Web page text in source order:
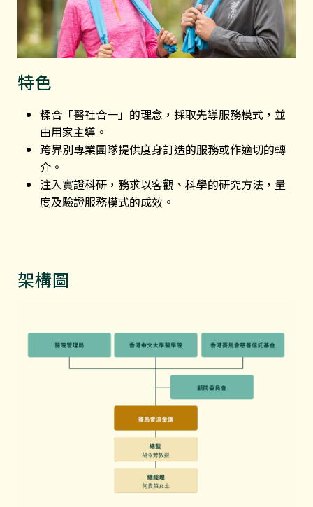
特色
糅合「醫社合一」的理念，採取先導服務模式，並
由用家主導。
跨界別專業團隊提供度身訂造的服務或作適切的轉
介。
注入實證科研，務求以客觀、科學的研究方法，量
度及驗證服務模式的成效。
架構圖